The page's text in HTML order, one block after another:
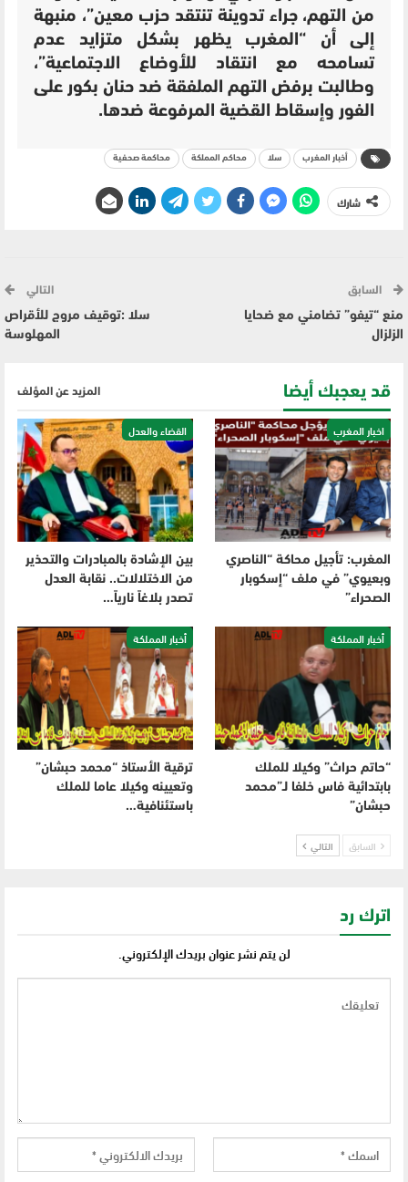
من التهم، جراء تدوينة تنتقد حزب معين”، منبهة
إلى أن “المغرب يظهر بشكل متزايد عدم
تسامحه مع انتقاد للأوضاع الاجتماعية”،
وطالبت برفض التهم الملفقة ضد حنان بكور على
الفور وإسقاط القضية المرفوعة ضدها.
أخبار المغرب سلا محاكم المملكة محاكمة صحفية
شارك
السابق
منع “تيفو” تضامني مع ضحايا
الزلزال
التالي
سلا :توقيف مروج للأقراص
المهلوسة
قد يعجبك أيضا المزيد عن المؤلف
اخبار المغرب
المغرب: تأجيل محاكة “الناصري
وبعيوي” في ملف “إسكوبار
الصحراء”
القضاء والعدل
بين الإشادة بالمبادرات والتحذير
من الاختلالات.. نقابة العدل
تصدر بلاغاً نارياً…
أخبار المملكة
“حاتم حراث” وكيلا للملك
بابتدائية فاس خلفا لـ”محمد
حبشان”
أخبار المملكة
ترقية الأستاذ “محمد حبشان”
وتعيينه وكيلا عاما للملك
باستئنافية…
السابق التالي
اترك رد
لن يتم نشر عنوان بريدك الإلكتروني.